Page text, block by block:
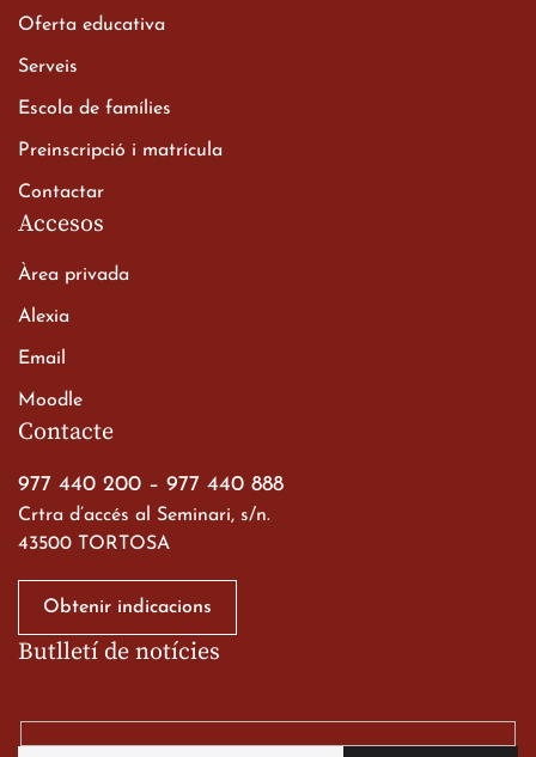
Xerrada del Sr. Bisbe als
Batxillerat
a les ciutats imperials
alumnes al Tortosa
Contacte
977 440 200 – 977 440 888
Crtra d’accés al Seminari, s/n.
43500 TORTOSA
Obtenir indicacions
Oferta educativa
Serveis
Escola de famílies
Preinscripció i matrícula
Contactar
Accesos
Àrea privada
Alexia
Email
Moodle
Butlletí de notícies